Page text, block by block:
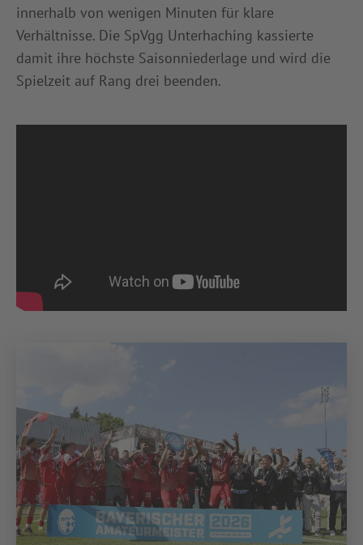
innerhalb von wenigen Minuten für klare
Verhältnisse. Die SpVgg Unterhaching kassierte
damit ihre höchste Saisonniederlage und wird die
Spielzeit auf Rang drei beenden.